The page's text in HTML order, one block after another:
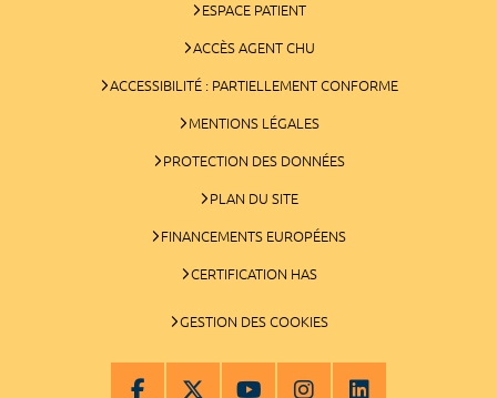
ESPACE PATIENT
ACCÈS AGENT CHU
ACCESSIBILITÉ : PARTIELLEMENT CONFORME
MENTIONS LÉGALES
PROTECTION DES DONNÉES
PLAN DU SITE
FINANCEMENTS EUROPÉENS
CERTIFICATION HAS
GESTION DES COOKIES